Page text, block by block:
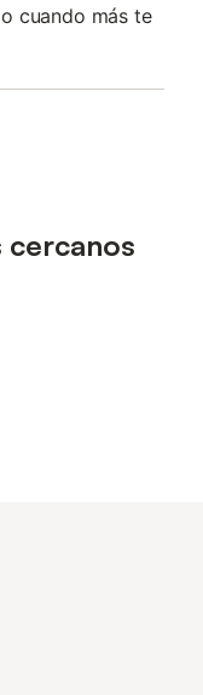
cuando más te
cercanos